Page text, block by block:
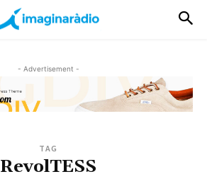
- Advertisement -
TAG
RevolTESS